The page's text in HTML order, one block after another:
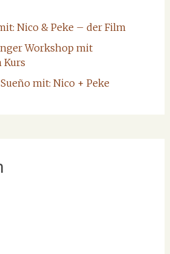
Nico & Peke – der Film
Workshop mit
Kurs
mit: Nico + Peke